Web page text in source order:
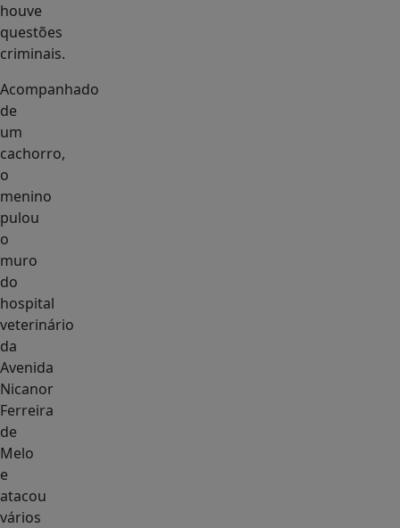
houve
questões
criminais.
Acompanhado
de
um
cachorro,
o
menino
pulou
o
muro
do
hospital
veterinário
da
Avenida
Nicanor
Ferreira
de
Melo
e
atacou
vários